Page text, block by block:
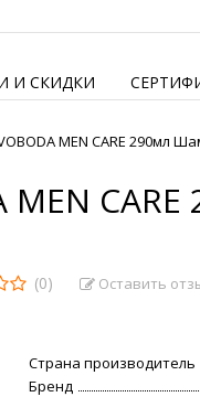
И СКИДКИ
MEN CARE 290мл
(0) Оставить
Страна производитель
Бренд